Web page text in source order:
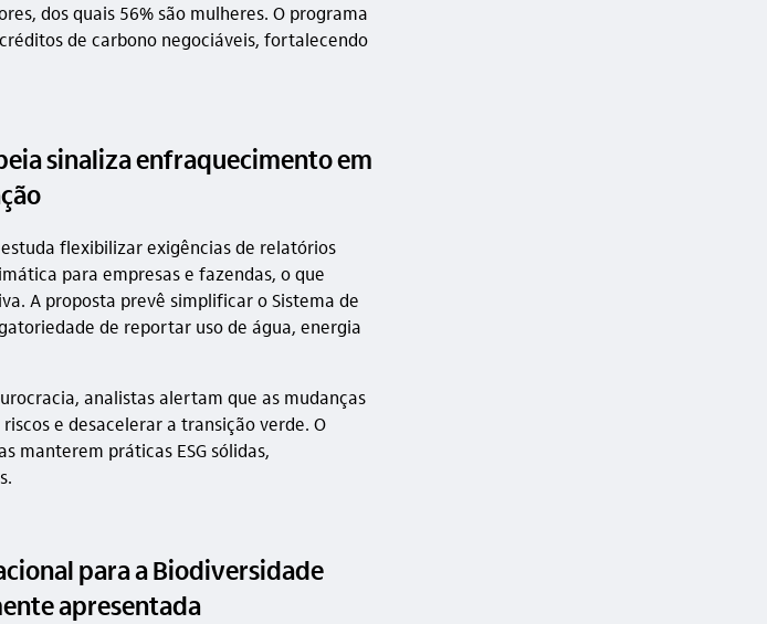
dos quais 56% são mulheres. O programa
de carbono negociáveis, fortalecendo
sinaliza enfraquecimento em
flexibilizar exigências de relatórios
para empresas e fazendas, o que
A proposta prevê simplificar o Sistema de
de reportar uso de água, energia
analistas alertam que as mudanças
e desacelerar a transição verde. O
manterem práticas ESG sólidas,
para a Biodiversidade
apresentada